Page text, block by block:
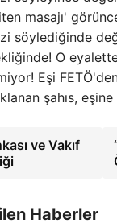
masajı'
söylediğinde
şahıs,
ve Vakıf
Haberler